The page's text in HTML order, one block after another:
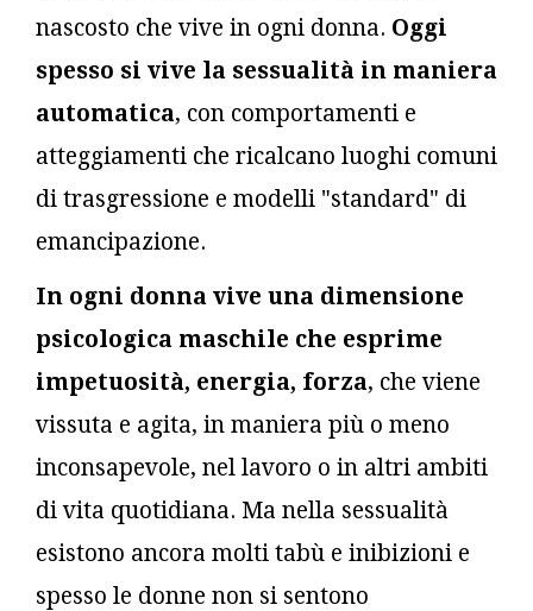
nascosto che vive in ogni donna. Oggi
spesso si vive la sessualità in maniera
automatica, con comportamenti e
atteggiamenti che ricalcano luoghi comuni
di trasgressione e modelli "standard" di
emancipazione.
In ogni donna vive una dimensione
psicologica maschile che esprime
impetuosità, energia, forza, che viene
vissuta e agita, in maniera più o meno
inconsapevole, nel lavoro o in altri ambiti
di vita quotidiana. Ma nella sessualità
esistono ancora molti tabù e inibizioni e
spesso le donne non si sentono